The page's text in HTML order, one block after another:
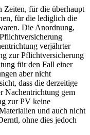
Zeiten, für die überhaupt
für die lediglich die
Die Anordnung,
verjährter
zur Pflichtversicherung
für den Fall einer
aber nicht
dass die derzeitige
Nachentrichtung gem
zur PV keine
und auch nicht
, ohne dies jedoch